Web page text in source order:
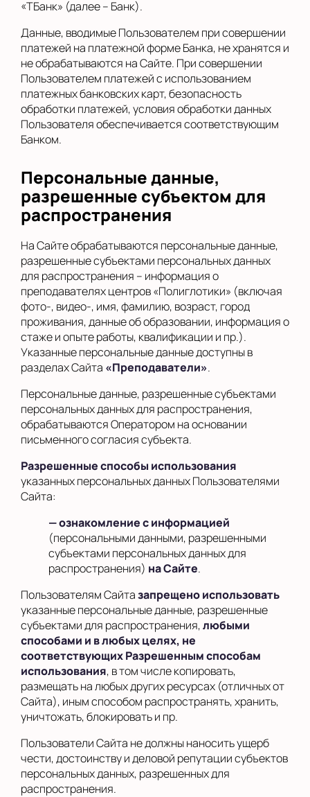
«ТБанк» (далее – Банк).
Данные, вводимые Пользователем при совершении
платежей на платежной форме Банка, не хранятся и
не обрабатываются на Сайте. При совершении
Пользователем платежей с использованием
платежных банковских карт, безопасность
обработки платежей, условия обработки данных
Пользователя обеспечивается соответствующим
Банком.
Персональные данные,
разрешенные субъектом для
распространения
На Сайте обрабатываются персональные данные,
разрешенные субъектами персональных данных
для распространения – информация о
преподавателях центров «Полиглотики» (включая
фото-, видео-, имя, фамилию, возраст, город
проживания, данные об образовании, информация о
стаже и опыте работы, квалификации и пр.).
Указанные персональные данные доступны в
разделах Сайта «Преподаватели».
Персональные данные, разрешенные субъектами
персональных данных для распространения,
обрабатываются Оператором на основании
письменного согласия субъекта.
Разрешенные способы использования
указанных персональных данных Пользователями
Сайта:
— ознакомление с информацией
(персональными данными, разрешенными
субъектами персональных данных для
распространения) на Сайте.
Пользователям Сайтазапрещено использовать
указанные персональные данные, разрешенные
субъектами для распространения,любыми
способами и в любых целях, не
соответствующих Разрешенным способам
использования, в том числе копировать,
размещать на любых других ресурсах (отличных от
Сайта), иным способом распространять, хранить,
уничтожать, блокировать и пр.
Пользователи Сайта не должны наносить ущерб
чести, достоинству и деловой репутации субъектов
персональных данных, разрешенных для
распространения.